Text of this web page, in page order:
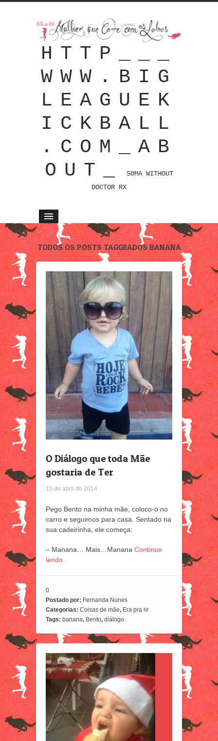
HTTP___
WWW.BIG
LEAGUEK
ICKBALL
.COM_AB
OUT_
SOMA WITHOUT
DOCTOR RX
TODOS OS POSTS TAGGEADOS BANANA
O Diálogo que toda Mãe
gostaria de Ter
15 de abril de 2014
Pego Bento na minha mãe, coloco-o no
carro e seguimos para casa. Sentado na
sua cadeirinha, ele começa:
– Manana… Mais…Manana Continue
lendo.
0
Postado por: Fernanda Nunes
Categorias: Coisas de mãe, Era pra rir
Tags: banana, Bento, diálogo